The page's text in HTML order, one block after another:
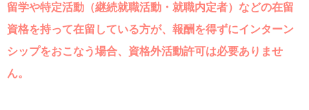
留学や特定活動（継続就職活動・就職内定者）などの在留
資格を持って在留している方が、報酬を得ずにインターン
シップをおこなう場合、資格外活動許可は必要ありませ
ん。